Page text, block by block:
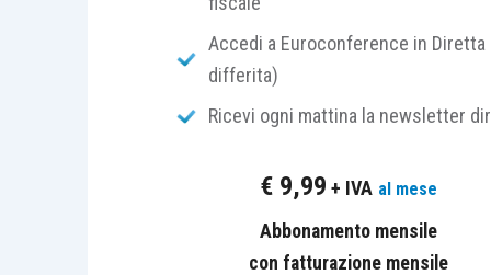
riserva legale articolo
fino al raggiungimento di
statuto stesso.
Ulteriori limiti o vincoli alla
o dallastessa assemblea .
Accedi a Euroconference in
differita)
Ricevi ogni mattina la newsletter
€ 9,99 + IVA al mese
Abbonamento mensile
con fatturazione mensile